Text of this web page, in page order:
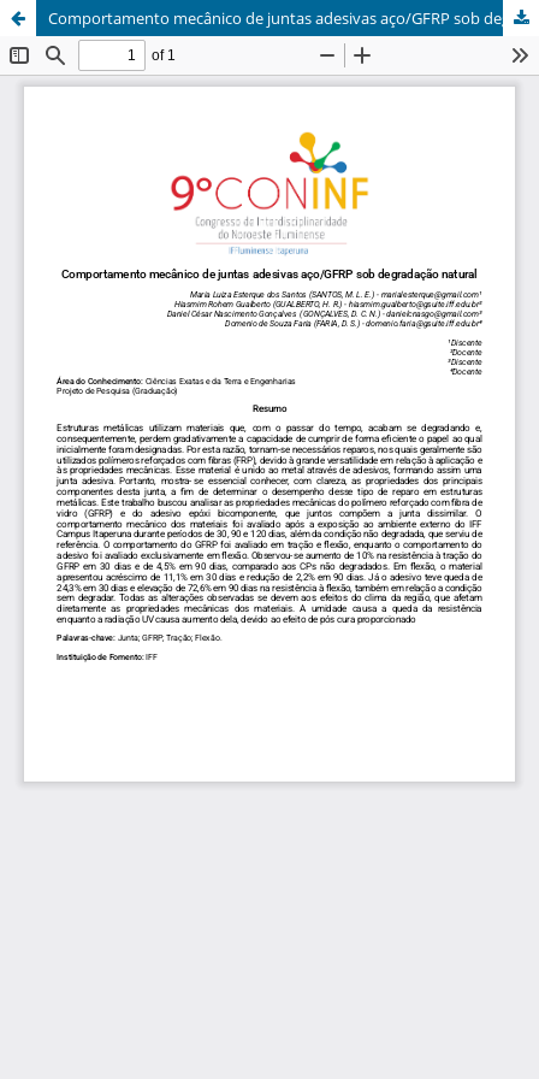
Comportamento mecânico de juntas adesivas aço/GFRP sob degradação natural